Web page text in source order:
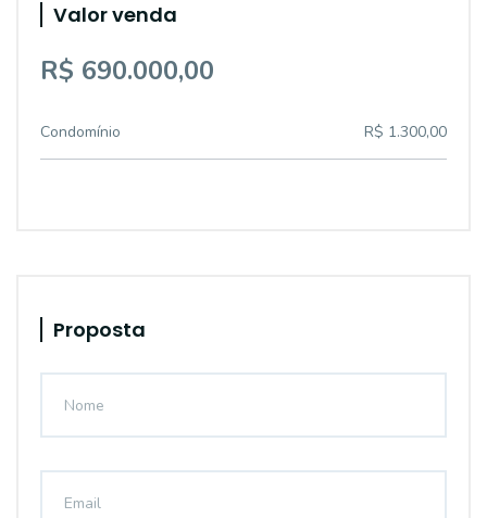
Valor venda
R$ 690.000,00
Condomínio R$ 1.300,00
Proposta